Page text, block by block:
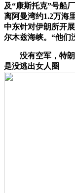
及“康斯托克”号船
离阿曼湾约1.2万海
中东针对伊朗所开
尔木兹海峡。“他们
没有空军，特朗
是没逃出女人圈